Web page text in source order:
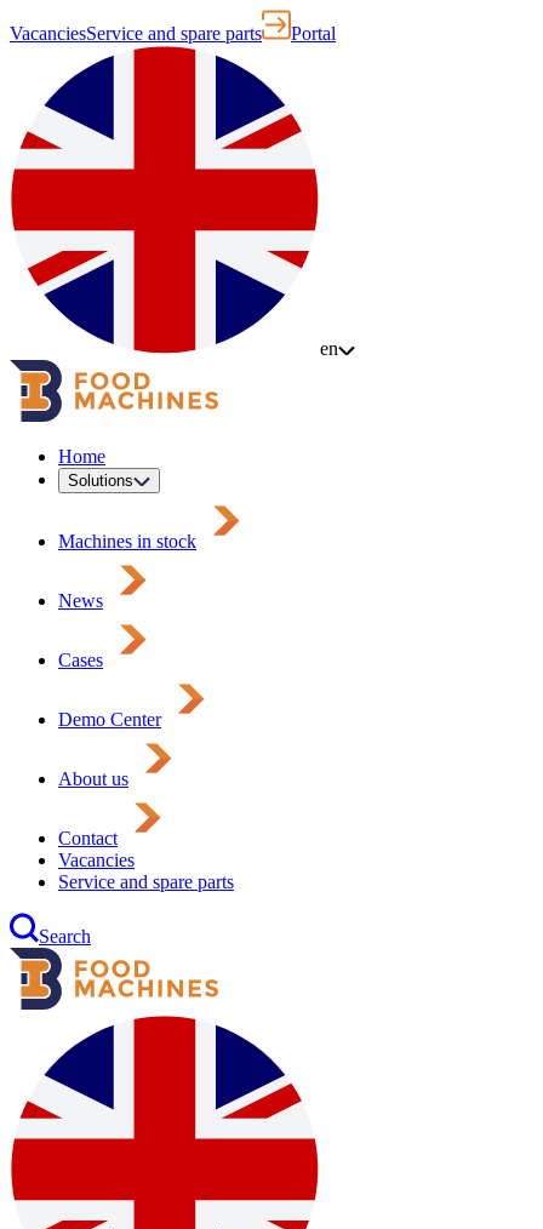
VacanciesService and spare parts Portal
en
Home
Solutions
Machines in stock
News
Cases
Demo Center
About us
Contact
Vacancies
Service and spare parts
Search